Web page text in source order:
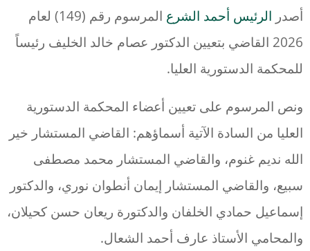
أصدر الرئيس أحمد الشرع
المرسوم رقم ‌‎(149) لعام
2026 القاضي بتعيين ‏الدكتور عصام خالد الخليف رئيساً
للمحكمة الدستورية العليا.‏
ونص المرسوم على تعيين أعضاء المحكمة الدستورية
العليا من السادة ‏الآتية أسماؤهم: القاضي المستشار خير
الله نديم غنوم، والقاضي المستشار ‏محمد مصطفى
سبيع، والقاضي المستشار إيمان أنطوان نوري، والدكتور
‏إسماعيل حمادي الخلفان والدكتورة ريعان حسن كحيلان،
والمحامي الأستاذ ‏عارف أحمد الشعال.‏